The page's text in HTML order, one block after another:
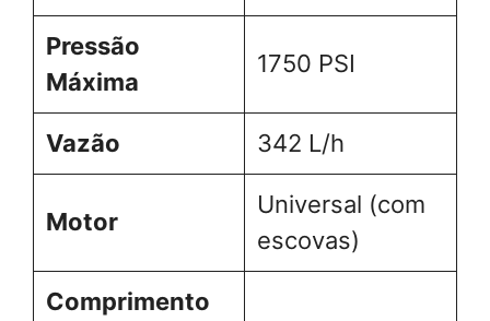
Pressão
Máxima
1750 PSI
Vazão 342 L/h
Motor
Universal (com
escovas)
Comprimento